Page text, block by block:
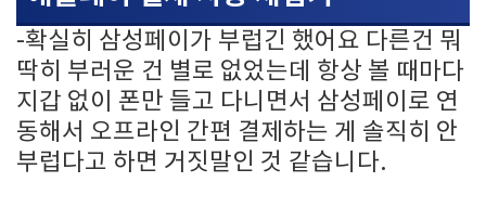
-확실히 삼성페이가 부럽긴 했어요 다른건 뭐
딱히 부러운 건 별로 없었는데 항상 볼 때마다
지갑 없이 폰만 들고 다니면서 삼성페이로 연
동해서 오프라인 간편 결제하는 게 솔직히 안
부럽다고 하면 거짓말인 것 같습니다.